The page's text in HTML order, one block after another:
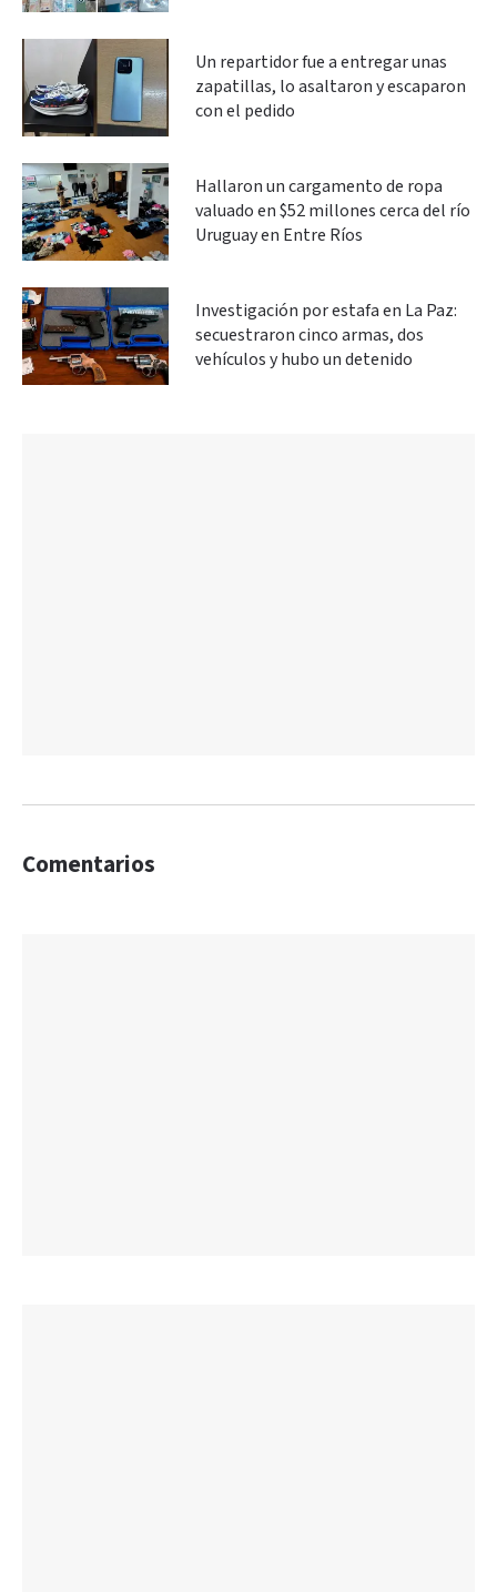
Un repartidor fue a entregar unas
zapatillas, lo asaltaron y escaparon
con el pedido
Hallaron un cargamento de ropa
valuado en $52 millones cerca del río
Uruguay en Entre Ríos
Investigación por estafa en La Paz:
secuestraron cinco armas, dos
vehículos y hubo un detenido
Comentarios